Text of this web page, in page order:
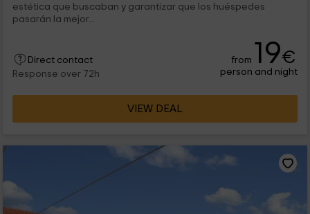
estética que buscaban y garantizar que los huéspedes
pasarán la mejor...
Direct contact
Response over 72h
from 19€
person and night
VIEW DEAL